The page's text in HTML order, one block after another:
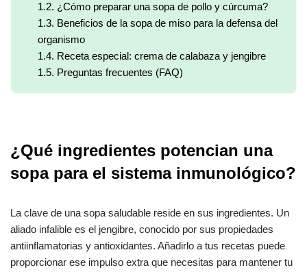
1.2. ¿Cómo preparar una sopa de pollo y cúrcuma?
1.3. Beneficios de la sopa de miso para la defensa del
organismo
1.4. Receta especial: crema de calabaza y jengibre
1.5. Preguntas frecuentes (FAQ)
¿Qué ingredientes potencian una
sopa para el sistema inmunológico?
La clave de una sopa saludable reside en sus ingredientes. Un
aliado infalible es el jengibre, conocido por sus propiedades
antiinflamatorias y antioxidantes. Añadirlo a tus recetas puede
proporcionar ese impulso extra que necesitas para mantener tu